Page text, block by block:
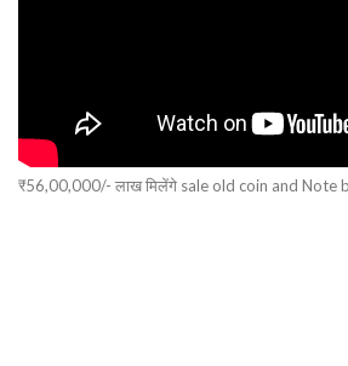
₹56,00,000/- लाख मिलेंगे sale old coin and Note